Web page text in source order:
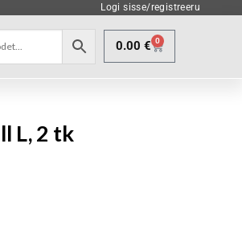
Logi sisse/registreeru
0.00 € 0
L, 2 tk